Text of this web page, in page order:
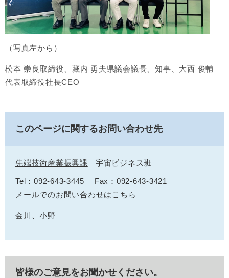
（写真左から）
松本 崇良取締役、藏内 勇夫県議会議長、知事、大西 俊輔
代表取締役社長CEO
このページに関するお問い合わせ先
先端技術産業振興課 宇宙ビジネス班
Tel：092-643-3445
Fax：092-643-3421
メールでのお問い合わせはこちら
金川、小野
皆様のご意見をお聞かせください。